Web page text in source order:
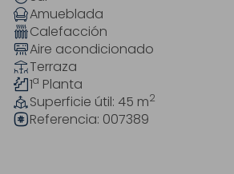
Amueblada
Calefacción
Aire acondicionado
Terraza
1a Planta
Superficie útil: 45 m2
Referencia: 007389